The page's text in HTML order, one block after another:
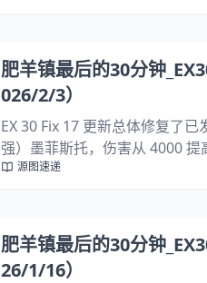
肥羊镇最后的30分钟
026/2/3）
EX 30 Fix 17 更新总体修复了
强）墨菲斯托，伤害从 4000
鲁伊[Regen]再生光环，每级技
源图速递
肥羊镇最后的30分钟
26/1/16）